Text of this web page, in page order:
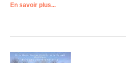
En savoir plus...